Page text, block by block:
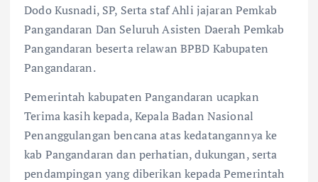
Dodo Kusnadi, SP, Serta staf Ahli jajaran Pemkab
Pangandaran Dan Seluruh Asisten Daerah Pemkab
Pangandaran beserta relawan BPBD Kabupaten
Pangandaran.
Pemerintah kabupaten Pangandaran ucapkan
Terima kasih kepada, Kepala Badan Nasional
Penanggulangan bencana atas kedatangannya ke
kab Pangandaran dan perhatian, dukungan, serta
pendampingan yang diberikan kepada Pemerintah